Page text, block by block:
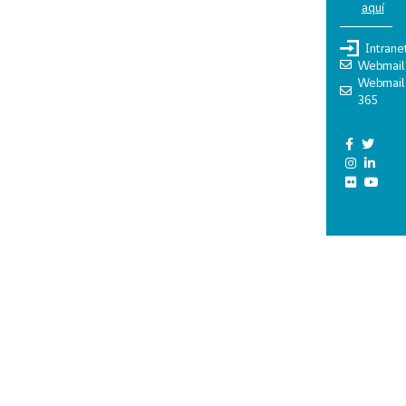
aquí
Webmail
Webmail
365